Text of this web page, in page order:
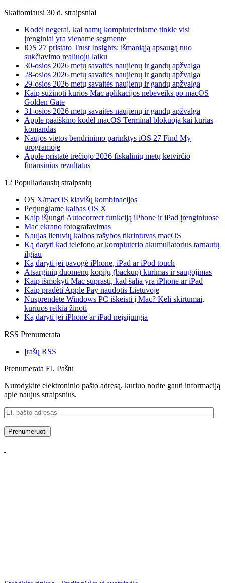
Skaitomiausi 30 d. straipsniai
Kodėl negerai, kai namų kompiuteriniame tinkle visi
įrenginiai yra viename segmente
iOS 27 pristato Trust Insights: išmaniąją apsaugą nuo
sukčiavimo realiuoju laiku
30-osios 2026 metų savaitės naujienų ir gandų apžvalga
28-osios 2026 metų savaitės naujienų ir gandų apžvalga
29-osios 2026 metų savaitės naujienų ir gandų apžvalga
Kaip sužinoti kurios Mac aplikacijos nebeveiks po macOS
Golden Gate
31-osios 2026 metų savaitės naujienų ir gandų apžvalga
Apple paaiškino kodėl macOS Terminal blokuoja kai kurias
komandas
Naujos vietos bendrinimo parinktys iOS 27 Find My
programoje
Apple pristatė trečiojo 2026 fiskalinių metų ketvirčio
finansinius rezultatus
12 Populiariausių straipsnių
OS X/macOS klavišų kombinacijos
Perjungiame kalbas OS X
Kaip išjungti Autocorrect funkciją iPhone ir iPad įrenginiuose
Mac ekrano fotografavimas
Naujas lietuvių kalbos rašybos tikrintuvas macOS
Ką daryti kad telefono ar kompiuterio akumuliatorius tarnautų
ilgiau
Ką daryti jei pavogė iPhone, iPad ar iPod touch
Atsarginių duomenų kopijų (backup) kūrimas ir saugojimas
Kaip išmokyti Mac suprasti, kad šalia yra iPhone ar iPad
Kaip pradėti Apple Pay naudotis Lietuvoje
Nusprendėte Windows PC iškeisti į Mac? Keli skirtumai,
kuriuos reikia žinoti
Ką daryti jei iPhone ar iPad neįsijungia
RSS Prenumerata
Įrašų RSS
Prenumerata El. Paštu
Nurodykite elektroninio pašto adresą, kuriuo norite gauti informaciją
apie naujus straipsnius.
El.
pašto
adresas
Prenumeruoti